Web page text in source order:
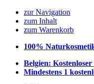
zur Navigation
zum Inhalt
zum Warenkorb
100%
Belgien:
Mindestens 1